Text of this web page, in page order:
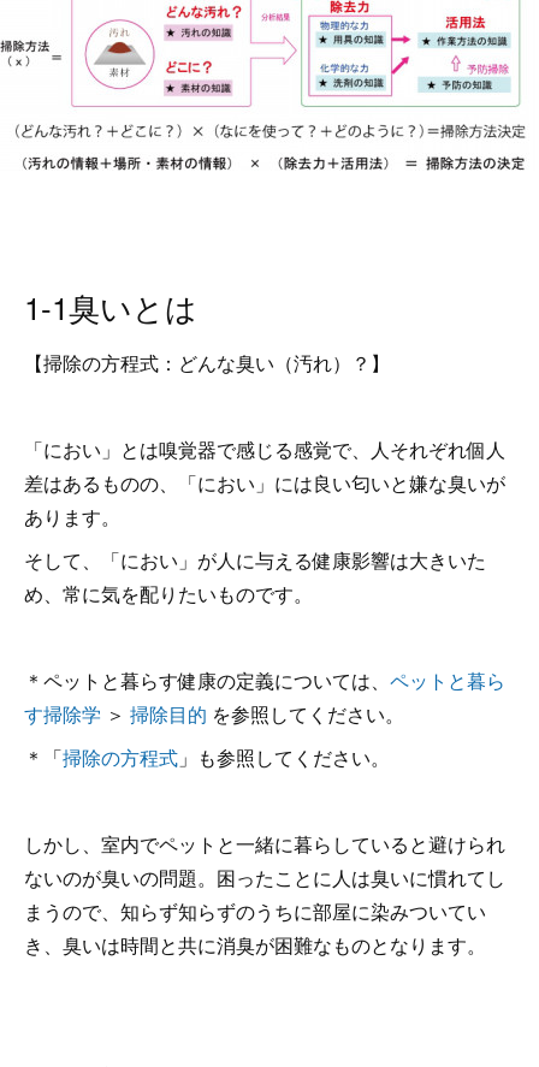
1-1臭いとは
【掃除の方程式：どんな臭い（汚れ）？】
「におい」とは嗅覚器で感じる感覚で、人それぞれ個人
差はあるものの、「におい」には良い匂いと嫌な臭いが
あります。
そして、「におい」が人に与える健康影響は大きいた
め、常に気を配りたいものです。
＊ペットと暮らす健康の定義については、 ペットと暮ら
す掃除学 ＞ 掃除目的 を参照してください。
＊「掃除の方程式 」も参照してください。
しかし、室内でペットと一緒に暮らしていると避けられ
ないのが臭いの問題。困ったことに人は臭いに慣れてし
まうので、知らず知らずのうちに部屋に染みついてい
き、臭いは時間と共に消臭が困難なものとなります。